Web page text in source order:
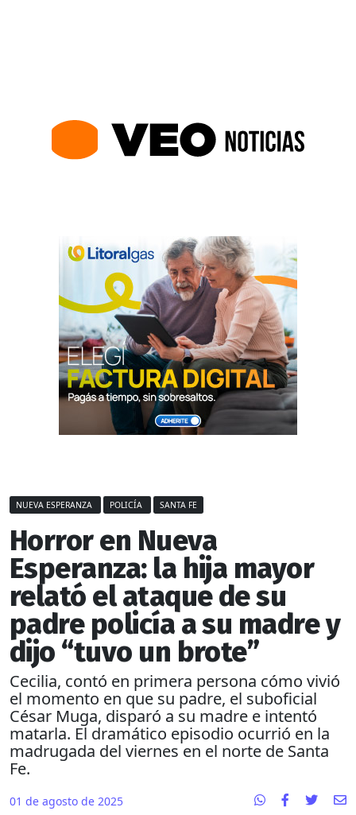
NUEVA ESPERANZA POLICÍA SANTA FE
Horror en Nueva
Esperanza: la hija mayor
relató el ataque de su
padre policía a su madre y
dijo “tuvo un brote”
Cecilia, contó en primera persona cómo vivió
el momento en que su padre, el suboficial
César Muga, disparó a su madre e intentó
matarla. El dramático episodio ocurrió en la
madrugada del viernes en el norte de Santa
Fe.
01 de agosto de 2025